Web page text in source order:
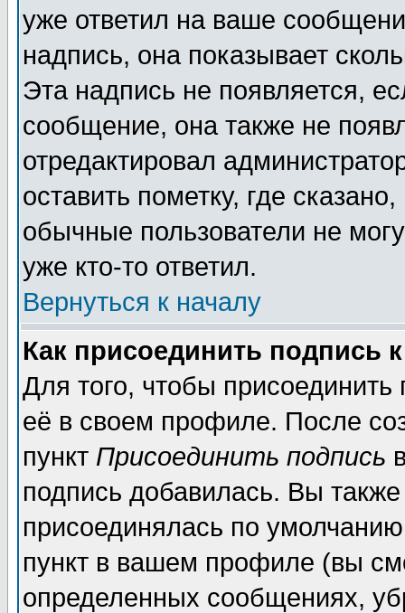
уже ответил на ваше
надпись, она показывает
Эта надпись не появляется,
сообщение, она также не
отредактировал
оставить пометку, где
обычные пользователи не
уже кто-то ответил.
Вернуться к началу
Как присоединить подпись
Для того, чтобы
её в своем профиле. После
пункт Присоединить подпись
подпись добавилась. Вы
присоединялась по
пункт в вашем профиле (вы
определенных сообщениях,